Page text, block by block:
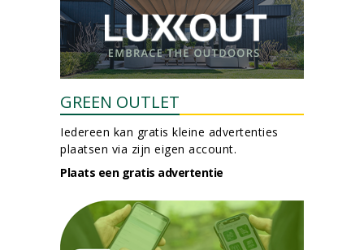
GREEN OUTLET
Iedereen kan gratis kleine advertenties
plaatsen via zijn eigen account.
Plaats een gratis advertentie